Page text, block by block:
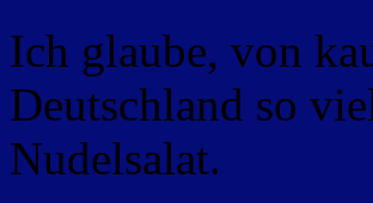
Ich glaube, von
Deutschland so
Nudelsalat.